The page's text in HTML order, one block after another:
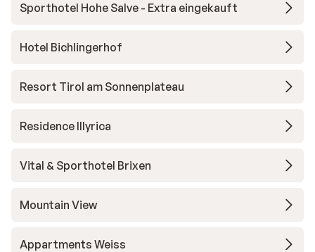
Sporthotel Hohe Salve - Extra eingekauft
Hotel Bichlingerhof
Resort Tirol am Sonnenplateau
Residence Illyrica
Vital & Sporthotel Brixen
Mountain View
Appartments Weiss